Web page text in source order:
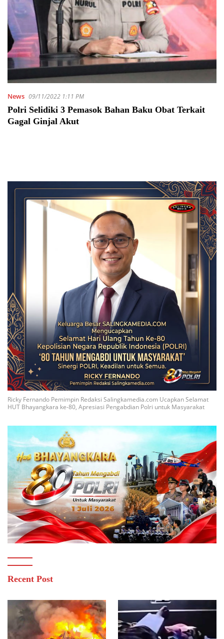
News 09/11/2022 1:11 PM
Polri Selidiki 3 Pemasok Bahan Baku Obat Terkait
Gagal Ginjal Akut
Ricky Fernando Pemimpin Redaksi Salingkamedia.com Ucapkan Selamat
HUT Bhayangkara ke-80, Apresiasi Pengabdian Polri untuk Masyarakat
Recent Post